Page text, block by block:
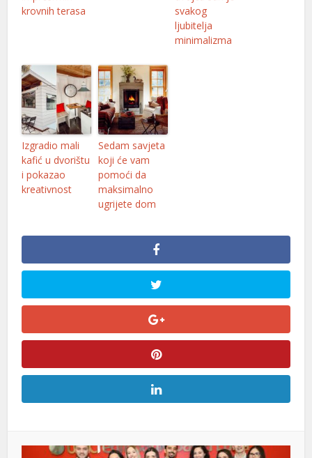
krovnih terasa
svakog
ljubitelja
minimalizma
Izgradio mali
kafić u dvorištu
i pokazao
kreativnost
Sedam savjeta
koji će vam
pomoći da
maksimalno
ugrijete dom